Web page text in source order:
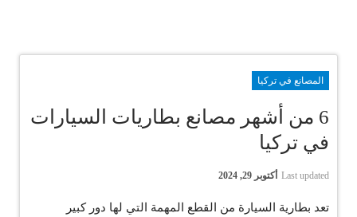
المصانع في تركيا
6 من أشهر مصانع بطاريات السيارات
في تركيا
Last updated أكتوبر 29, 2024
تعد بطارية السيارة من القطع المهمة التي لها دور كبير